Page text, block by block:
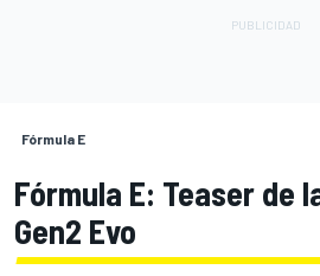
Fórmula E
Fórmula E: Teaser de
Gen2 Evo